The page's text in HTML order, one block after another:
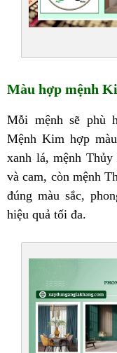
Màu hợp mệnh
Mỗi mệnh sẽ phù
Mệnh Kim hợp
xanh lá, mệnh
và cam, còn mệnh
đúng màu sắc,
hiệu quả tối đa.